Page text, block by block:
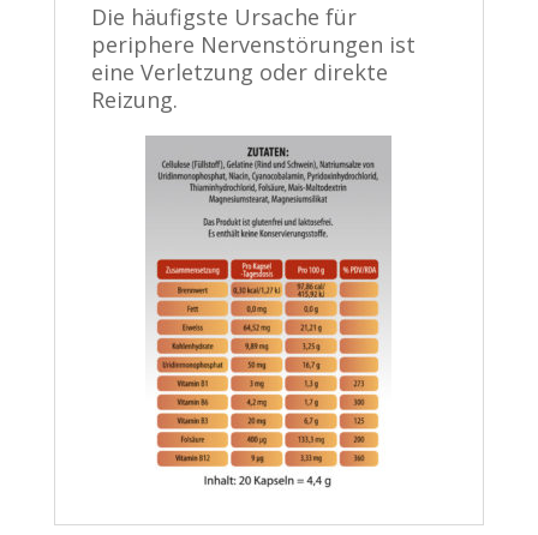
Die häufigste Ursache für
periphere Nervenstörungen ist
eine Verletzung oder direkte
Reizung.